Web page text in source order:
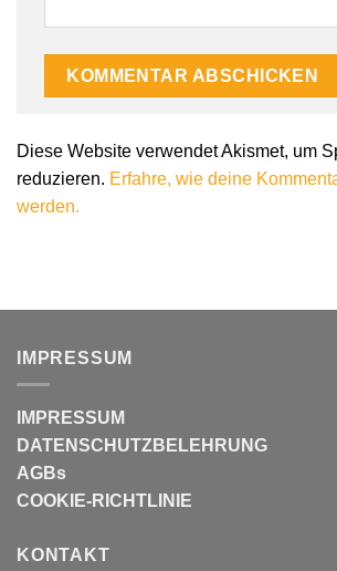
Diese Website verwendet Akismet, um
reduzieren. Erfahre, wie deine
werden.
IMPRESSUM
IMPRESSUM
DATENSCHUTZBELEHRUNG
AGBs
COOKIE-RICHTLINIE
KONTAKT